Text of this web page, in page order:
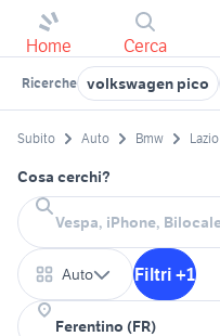
Home Cerca
Ricerche volkswagen pico
Subito Auto Bmw Lazio
Cosa cerchi?
Auto Filtri +1